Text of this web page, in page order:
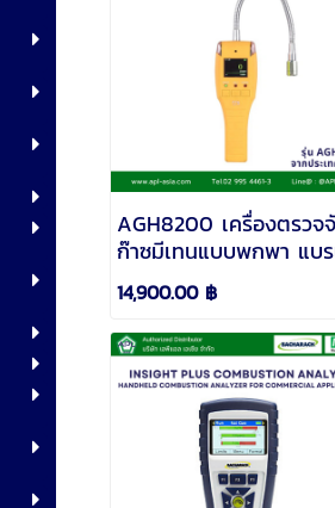
AGH8200 เครื่องตรวจ
ก๊าซมีเทนแบบพกพา แบ
Aiyi
14,900.00 ฿